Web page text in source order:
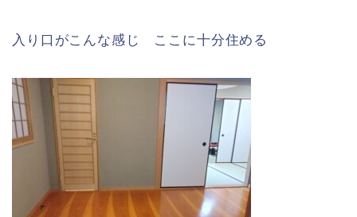
入り口がこんな感じ ここに十分住める